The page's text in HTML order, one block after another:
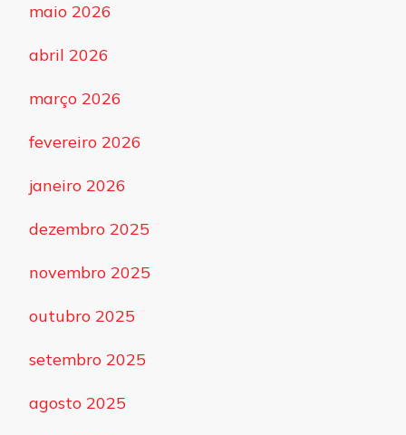
maio 2026
abril 2026
março 2026
fevereiro 2026
janeiro 2026
dezembro 2025
novembro 2025
outubro 2025
setembro 2025
agosto 2025